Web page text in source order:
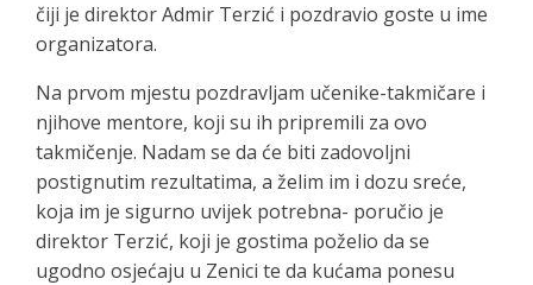
čiji je direktor Admir Terzić i pozdravio goste u ime
organizatora.
Na prvom mjestu pozdravljam učenike-takmičare i
njihove mentore, koji su ih pripremili za ovo
takmičenje. Nadam se da će biti zadovoljni
postignutim rezultatima, a želim im i dozu sreće,
koja im je sigurno uvijek potrebna- poručio je
direktor Terzić, koji je gostima poželio da se
ugodno osjećaju u Zenici te da kućama ponesu